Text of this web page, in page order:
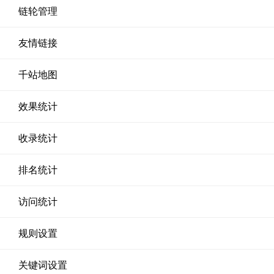
链轮管理
友情链接
千站地图
效果统计
收录统计
排名统计
访问统计
规则设置
关键词设置